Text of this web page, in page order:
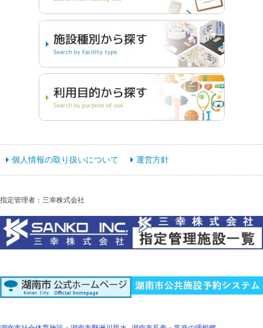
個人情報の取り扱いについて 運営方針
指定管理者：三幸株式会社